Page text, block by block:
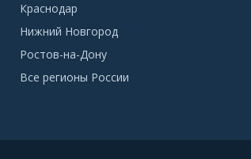
Краснодар
Нижний Новгород
Ростов-на-Дону
Все регионы России